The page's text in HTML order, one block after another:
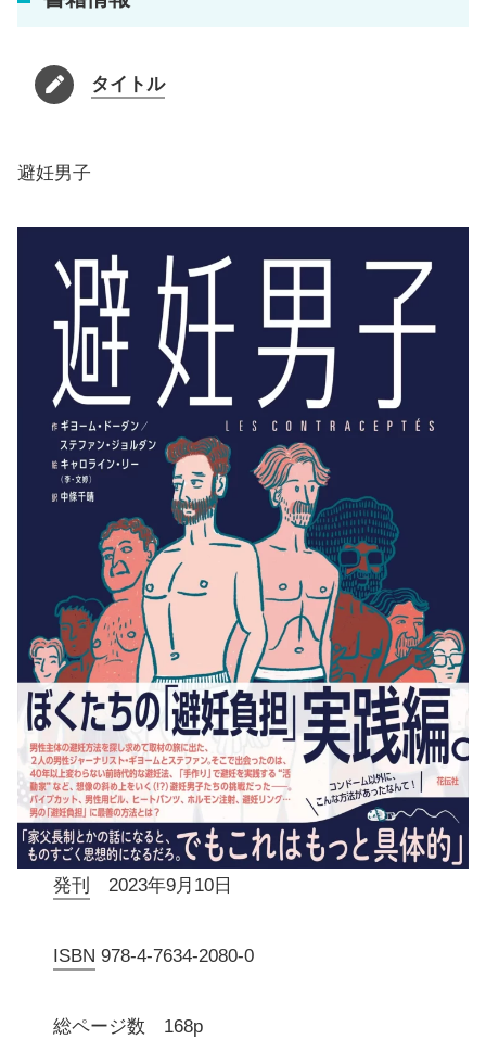
タイトル
避妊男子
発刊 2023年9月10日
ISBN 978-4-7634-2080-0
総ページ数 168p